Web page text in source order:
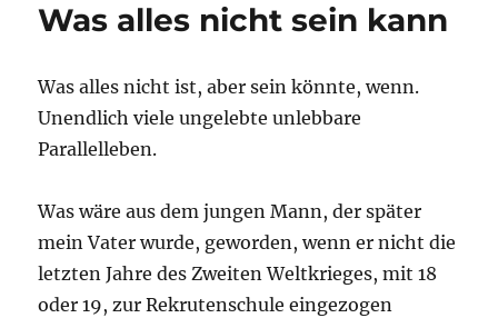
Was alles nicht sein kann
Was alles nicht ist, aber sein könnte, wenn.
Unendlich viele ungelebte unlebbare
Parallelleben.
Was wäre aus dem jungen Mann, der später
mein Vater wurde, geworden, wenn er nicht die
letzten Jahre des Zweiten Weltkrieges, mit 18
oder 19, zur Rekrutenschule eingezogen